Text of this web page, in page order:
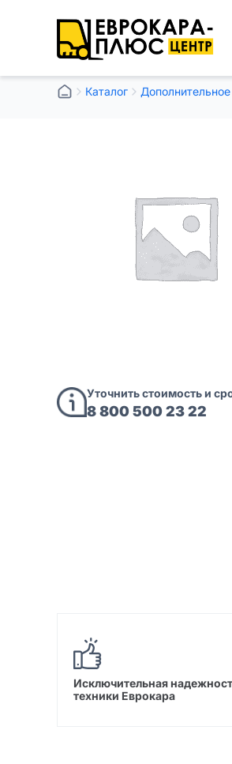
Каталог
Уточнить стоимость и
8 800 500 23 22
Исключительная
техники Еврокара